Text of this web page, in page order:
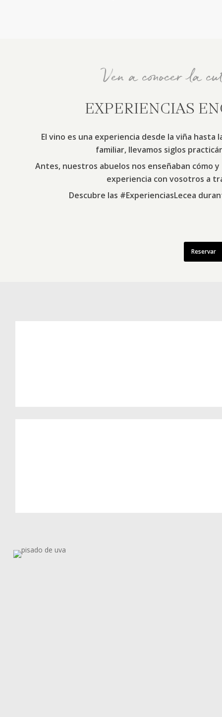
Ven a conocer la
EXPERIENCIAS
El vino es una experiencia desde la viña
familiar, llevamos siglos
Antes, nuestros abuelos nos enseñaban cómo
experiencia con vosotros a
Descubre las #ExperienciasLecea
Reservar